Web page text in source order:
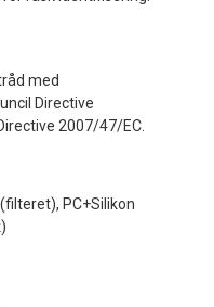
med
Directive
2007/47/EC.
PC+Silikon